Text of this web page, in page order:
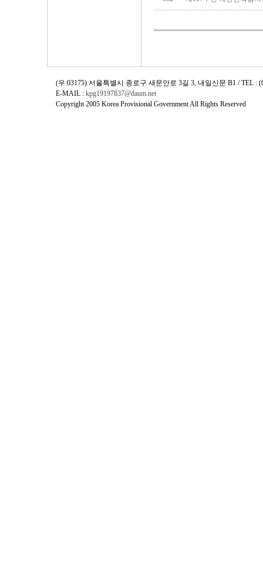
(우:03175) 서울특별시 종로구 새문안로 3길 3, 내일신문 B1 / TEL :
E-MAIL : kpg19197837@daum.net
Copyright 2005 Korea Provisional Government All Rights Reserved